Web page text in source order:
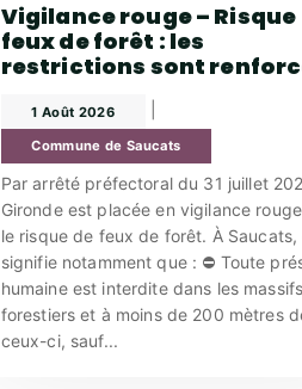
Vigilance rouge – Risque
feux de forêt : les
restrictions sont
1 Août 2026
Commune de Saucats
Par arrêté préfectoral du 31 juillet
Gironde est placée en vigilance
le risque de feux de forêt. À Saucats,
signifie notamment que : ⛔ Toute
humaine est interdite dans les massifs
forestiers et à moins de 200 mètres
ceux-ci, sauf...